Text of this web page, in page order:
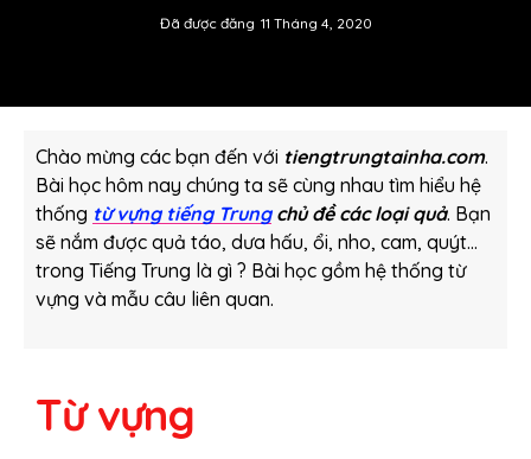
Đã được đăng 11 Tháng 4, 2020
Chào mừng các bạn đến với tiengtrungtainha.com.
Bài học hôm nay chúng ta sẽ cùng nhau tìm hiểu hệ
thống từ vựng tiếng Trungchủ đề các loại quả. Bạn
sẽ nắm được quả táo, dưa hấu, ổi, nho, cam, quýt…
trong Tiếng Trung là gì ? Bài học gồm hệ thống từ
vựng và mẫu câu liên quan.
Từ vựng